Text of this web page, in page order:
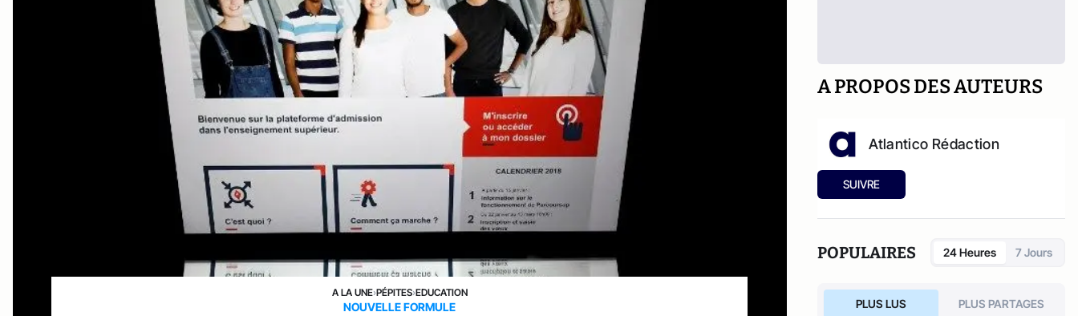
A LA UNE›PÉPITES›EDUCATION
NOUVELLE FORMULE
A PROPOS DES AUTEURS
Atlantico Rédaction
SUIVRE
POPULAIRES 24 Heures 7 Jours
PLUS LUS PLUS PARTAGES